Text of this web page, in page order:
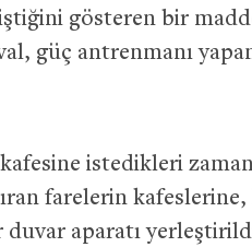
gösteren bir
güç antrenmanı
istedikleri
farelerin
aparatı